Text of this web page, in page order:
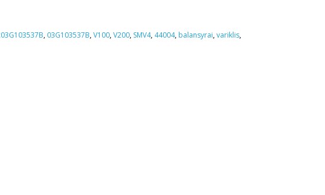
, 03G103537B,V100,V200, SMV4, 44004, balansyrai,variklis,